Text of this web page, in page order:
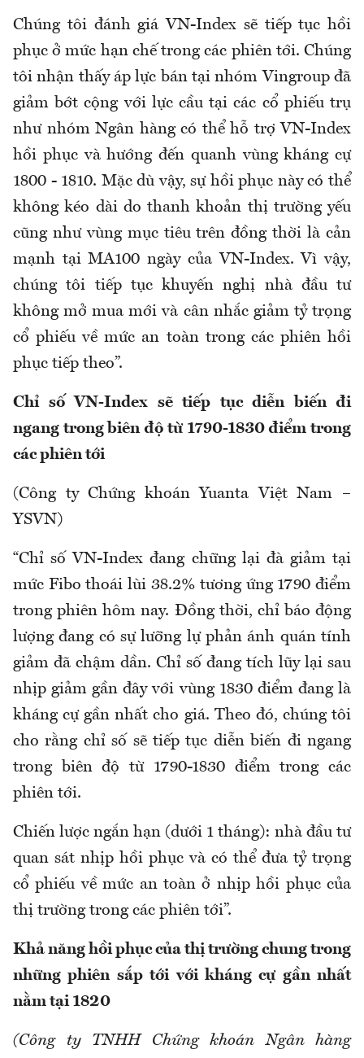
Chúng tôi đánh giá VN-Index sẽ tiếp tục hồi
phục ở mức hạn chế trong các phiên tới. Chúng
tôi nhận thấy áp lực bán tại nhóm Vingroup đã
giảm bớt cộng với lực cầu tại các cổ phiếu trụ
như nhóm Ngân hàng có thể hỗ trợ VN-Index
hồi phục và hướng đến quanh vùng kháng cự
1800 - 1810. Mặc dù vậy, sự hồi phục này có thể
không kéo dài do thanh khoản thị trường yếu
cũng như vùng mục tiêu trên đồng thời là cản
mạnh tại MA100 ngày của VN-Index. Vì vậy,
chúng tôi tiếp tục khuyến nghị nhà đầu tư
không mở mua mới và cân nhắc giảm tỷ trọng
cổ phiếu về mức an toàn trong các phiên hồi
phục tiếp theo”.
Chỉ số VN-Index sẽ tiếp tục diễn biến đi
ngang trong biên độ từ 1790-1830 điểm trong
các phiên tới
(Công ty Chứng khoán Yuanta Việt Nam –
YSVN)
“Chỉ số VN-Index đang chững lại đà giảm tại
mức Fibo thoái lùi 38.2% tương ứng 1790 điểm
trong phiên hôm nay. Đồng thời, chỉ báo động
lượng đang có sự lưỡng lự phản ánh quán tính
giảm đã chậm dần. Chỉ số đang tích lũy lại sau
nhịp giảm gần đây với vùng 1830 điểm đang là
kháng cự gần nhất cho giá. Theo đó, chúng tôi
cho rằng chỉ số sẽ tiếp tục diễn biến đi ngang
trong biên độ từ 1790-1830 điểm trong các
phiên tới.
Chiến lược ngắn hạn (dưới 1 tháng): nhà đầu tư
quan sát nhịp hồi phục và có thể đưa tỷ trọng
cổ phiếu về mức an toàn ở nhịp hồi phục của
thị trường trong các phiên tới”.
Khả năng hồi phục của thị trường chung trong
những phiên sắp tới với kháng cự gần nhất
nằm tại 1820
(Công ty TNHH Chứng khoán Ngân hàng